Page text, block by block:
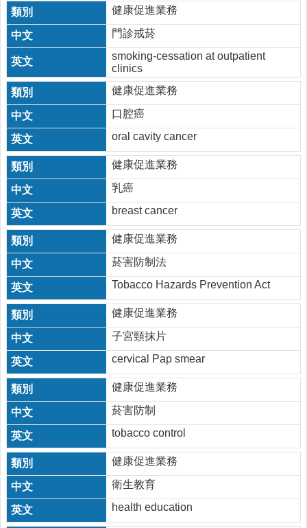
結
相
關
連
結
健
康
運
動
飲
食
專
區
公
益
勸
募
條
例
第
6
條
第
1
項
定
期
公
開
徵
信
口
罩
健康促進業務
門診戒菸
smoking-cessation at outpatient
clinics
健康促進業務
口腔癌
oral cavity cancer
健康促進業務
乳癌
breast cancer
健康促進業務
菸害防制法
Tobacco Hazards Prevention Act
健康促進業務
子宮頸抹片
cervical Pap smear
健康促進業務
菸害防制
tobacco control
健康促進業務
衛生教育
health education